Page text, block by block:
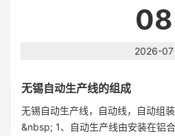
08
2026-07
无锡自动生产线的组成
无锡自动生产线，自动线，自动组
&nbsp; 1、自动生产线由安装在铝